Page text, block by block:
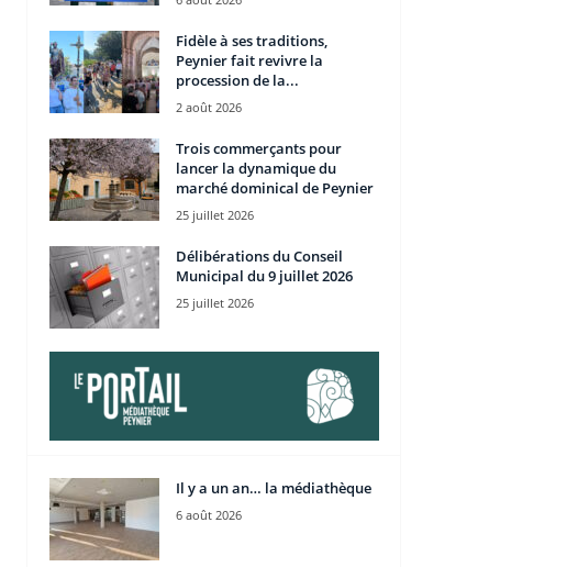
Fidèle à ses traditions,
Peynier fait revivre la
procession de la...
2 août 2026
Trois commerçants pour
lancer la dynamique du
marché dominical de Peynier
25 juillet 2026
Délibérations du Conseil
Municipal du 9 juillet 2026
25 juillet 2026
Il y a un an… la médiathèque
6 août 2026